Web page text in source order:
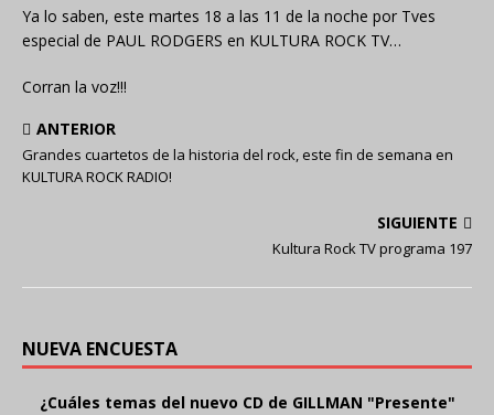
Ya lo saben, este martes 18 a las 11 de la noche por Tves
especial de PAUL RODGERS en KULTURA ROCK TV…
Corran la voz!!!
ANTERIOR
Grandes cuartetos de la historia del rock, este fin de semana en
KULTURA ROCK RADIO!
SIGUIENTE
Kultura Rock TV programa 197
NUEVA ENCUESTA
¿Cuáles temas del nuevo CD de GILLMAN "Presente"